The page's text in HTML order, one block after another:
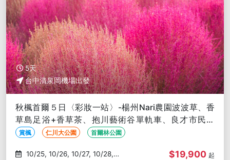
5天
台中清泉岡機場出發
秋楓首爾５日〈彩妝一站〉-楊州Nari農園波波草、香
草島足浴+香草茶、抱川藝術谷單軌車、良才市民之
林、漢江公園-台中出發
賞楓 仁川大公園 首爾林公園
$19,900 起